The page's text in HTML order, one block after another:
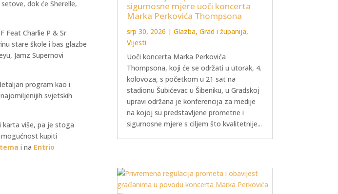
dok će Sherelle,
Feat Charlie P & Sr
stare škole i bas glazbe
Jamz Supernovi
program kao i
svjetskih
više, pa je stoga
kupiti
i na Entrio
sigurnosne mjere uoči koncerta
Marka Perkovića Thompsona
srp 30, 2026 | Glazba, Grad i županija,
Vijesti
Uoči koncerta Marka Perkovića
Thompsona, koji će se održati u utorak, 4.
kolovoza, s početkom u 21 sat na
stadionu Šubićevac u Šibeniku, u Gradskoj
upravi održana je konferencija za medije
na kojoj su predstavljene prometne i
sigurnosne mjere s ciljem što kvalitetnije...